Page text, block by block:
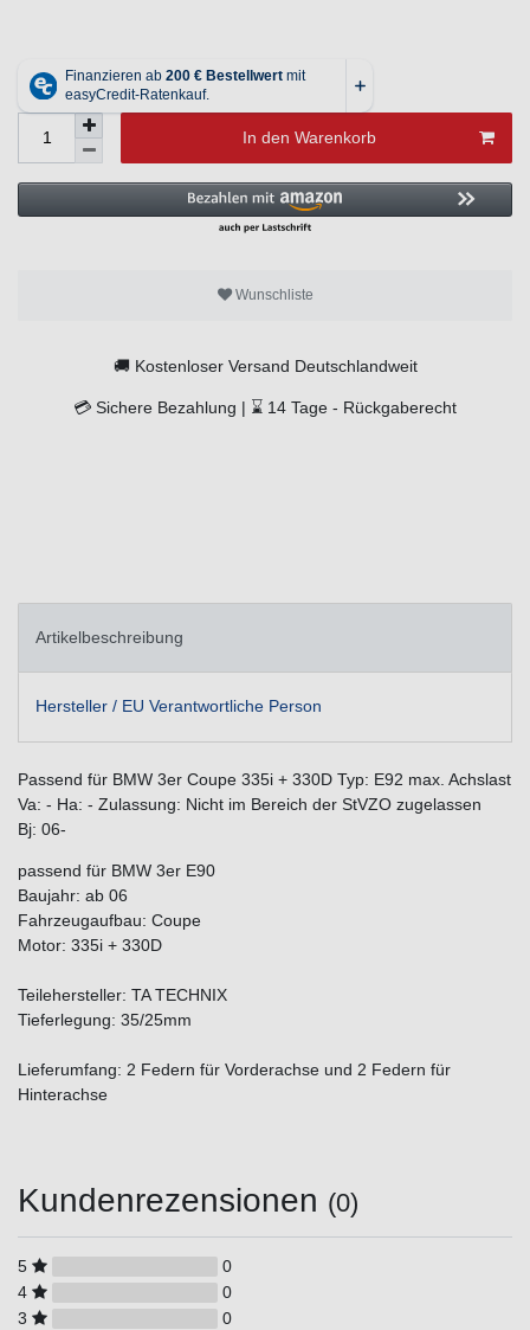
In den Warenkorb
Wunschliste
🚚 Kostenloser Versand Deutschlandweit
💳 Sichere Bezahlung | ⌛ 14 Tage - Rückgaberecht
Artikelbeschreibung
Hersteller / EU Verantwortliche Person
Passend für BMW 3er Coupe 335i + 330D Typ: E92 max. Achslast
Va: - Ha: - Zulassung: Nicht im Bereich der StVZO zugelassen
Bj: 06-
passend für BMW 3er E90
Baujahr: ab 06
Fahrzeugaufbau: Coupe
Motor: 335i + 330D
Teilehersteller: TA TECHNIX
Tieferlegung: 35/25mm
Lieferumfang: 2 Federn für Vorderachse und 2 Federn für
Hinterachse
Kundenrezensionen (0)
5
0
4
0
3
0